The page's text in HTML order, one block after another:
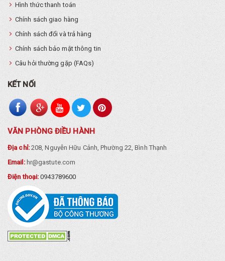
Hình thức thanh toán
Chính sách giao hàng
Chính sách đổi và trả hàng
Chính sách bảo mật thông tin
Câu hỏi thường gặp (FAQs)
KẾT NỐI
VĂN PHÒNG ĐIỀU HÀNH
Địa chỉ:208, Nguyễn Hữu Cảnh, Phường 22, Bình Thạnh
Email: hr@gastute.com
Điện thoại:0943789600